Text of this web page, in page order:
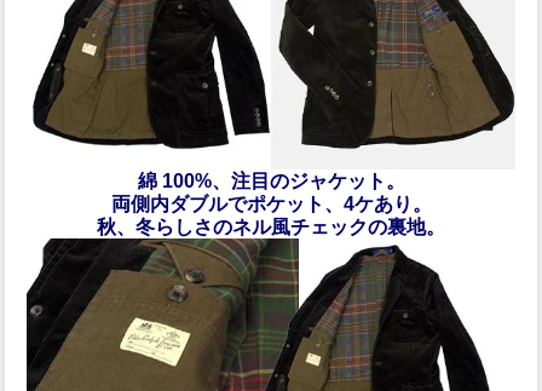
綿 100%、注目のジャケット。
両側内ダブルでポケット、4ケあり。
秋、冬らしさのネル風チェックの裏地。